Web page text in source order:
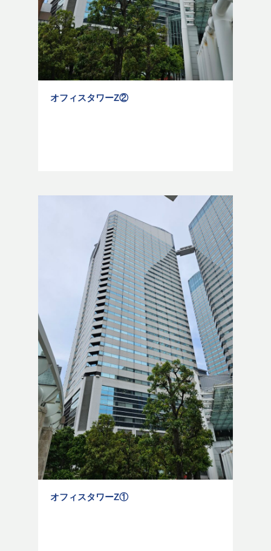
オフィスタワーZ②
オフィスタワーZ①